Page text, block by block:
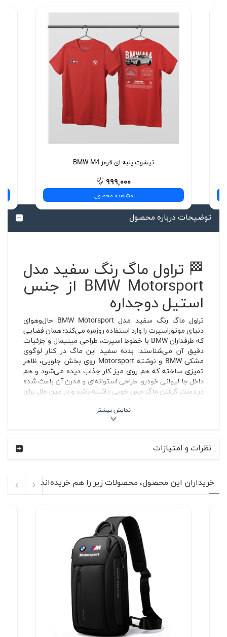
تیشرت پنبه ای قرمز BMW M4
۹۹۹,۰۰۰
مشاهده محصول
توضیحات درباره محصول
🏁 تراول ماگ رنگ سفید مدل
BMW Motorsport از جنس
استیل دوجداره
تراول ماگ رنگ سفید مدل BMW Motorsport حال‌وهوای
دنیای موتوراسپرت را وارد استفاده روزمره می‌کند؛ همان فضایی
که طرفداران BMW با خطوط اسپرت، طراحی مینیمال و جزئیات
دقیق آن می‌شناسند. بدنه سفید این ماگ در کنار لوگوی
مشکی BMW و نوشته Motorsport روی بخش جلویی، ظاهر
تمیزی ساخته که هم روی میز کار جذاب دیده می‌شود و هم
داخل جا لیوانی خودرو. طراحی استوانه‌ای و مدرن آن باعث شده
در دست گرفتن ماگ حس خوبی داشته باشد و در عین حال برای
موتوراسپرت شناخته می‌شود و سری Motorsport این برند به
خودروهای مسابقه‌ای، سرعت، کنترل و دقت مهندسی اشاره
ساخته شده که حتی در انتخاب لیوان و ماگ روزانه‌شان هم به
جزئیات طراحی اهمیت می‌دهند.
بدنه استیل دوجداره مقاوم با حفظ دمای نوشیدنی گرم
دماسنج دیجیتال روی درب برای نمایش دمای نوشیدنی
دارای فیلتر چای داخلی برای استفاده روزمره و سفر
مناسب برای قهوه، چای، دمنوش، آب سرد و نوشیدنی
طراحی باریک و قابل حمل مناسب خودرو، کمپینگ و
محل کار
درب پیچی مقاوم در برابر نشت مایعات
نظرات و امتیازات
خریداران این محصول، محصولات زیر را هم خریده‌اند